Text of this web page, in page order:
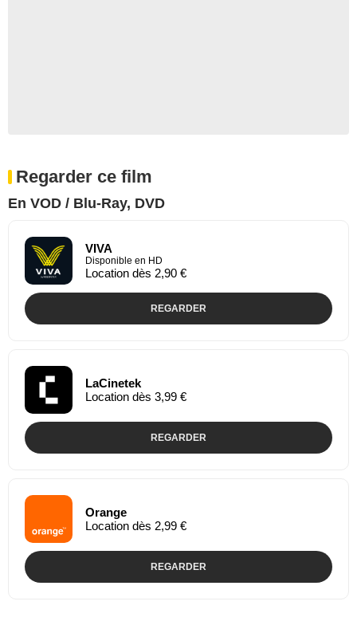
Regarder ce film
En VOD / Blu-Ray, DVD
VIVA
Disponible en HD
Location dès 2,90 €
REGARDER
LaCinetek
Location dès 3,99 €
REGARDER
Orange
Location dès 2,99 €
REGARDER